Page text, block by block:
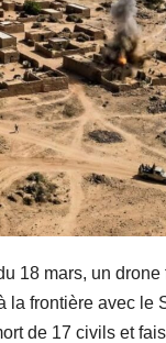
18 mars, un
la frontière avec le
de 17 civils et